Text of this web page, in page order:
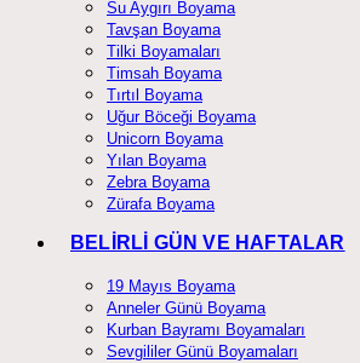
Su Aygırı Boyama
Tavşan Boyama
Tilki Boyamaları
Timsah Boyama
Tırtıl Boyama
Uğur Böceği Boyama
Unicorn Boyama
Yılan Boyama
Zebra Boyama
Zürafa Boyama
BELİRLİ GÜN VE HAFTALAR
19 Mayıs Boyama
Anneler Günü Boyama
Kurban Bayramı Boyamaları
Sevgililer Günü Boyamaları